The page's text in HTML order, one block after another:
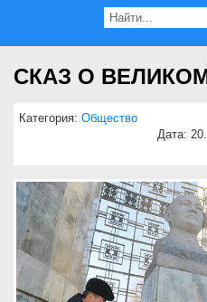
СКАЗ О
Категория: Общество
Дата: